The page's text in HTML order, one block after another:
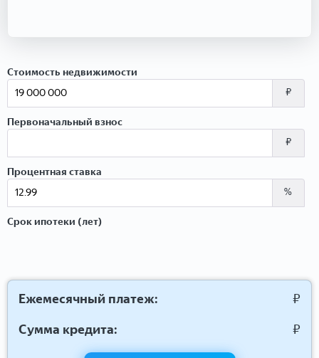
Стоимость недвижимости
₽
Первоначальный взнос
₽
Процентная ставка
%
Срок ипотеки (лет)
Ежемесячный платеж:
₽
Сумма кредита:
₽